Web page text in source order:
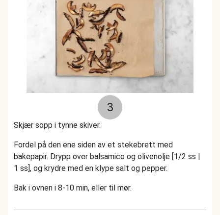
3
Skjær sopp i tynne skiver.
Fordel på den ene siden av et stekebrett med
bakepapir. Drypp over balsamico og olivenolje [1/2 ss |
1 ss], og krydre med en klype salt og pepper.
Bak i ovnen i 8-10 min, eller til mør.